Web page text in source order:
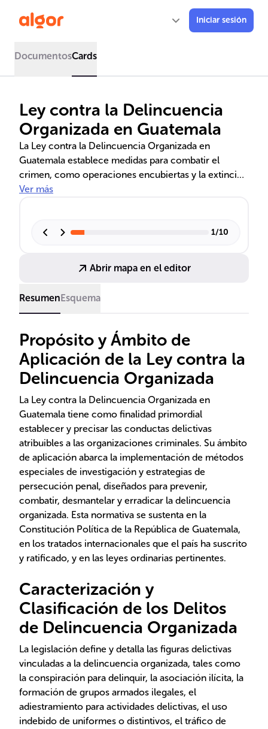
Iniciar sesión
DocumentosCards
Ley contra la Delincuencia
Organizada en Guatemala
La Ley contra la Delincuencia Organizada en
Guatemala establece medidas para combatir el
crimen, como operaciones encubiertas y la extinción
de dominio. Define delitos específicos y autoriza
colaboradores, y permite la confiscación de bienes
Ver más
1/10
Abrir mapa en el editor
ResumenEsquema
Propósito y Ámbito de
Aplicación de la Ley contra la
Delincuencia Organizada
La Ley contra la Delincuencia Organizada en
Guatemala tiene como finalidad primordial
establecer y precisar las conductas delictivas
atribuibles a las organizaciones criminales. Su ámbito
de aplicación abarca la implementación de métodos
especiales de investigación y estrategias de
persecución penal, diseñados para prevenir,
combatir, desmantelar y erradicar la delincuencia
organizada. Esta normativa se sustenta en la
Constitución Política de la República de Guatemala,
en los tratados internacionales que el país ha suscrito
y ratificado, y en las leyes ordinarias pertinentes.
Caracterización y
Clasificación de los Delitos
de Delincuencia Organizada
La legislación define y detalla las figuras delictivas
vinculadas a la delincuencia organizada, tales como
la conspiración para delinquir, la asociación ilícita, la
formación de grupos armados ilegales, el
adiestramiento para actividades delictivas, el uso
indebido de uniformes o distintivos, el tráfico de